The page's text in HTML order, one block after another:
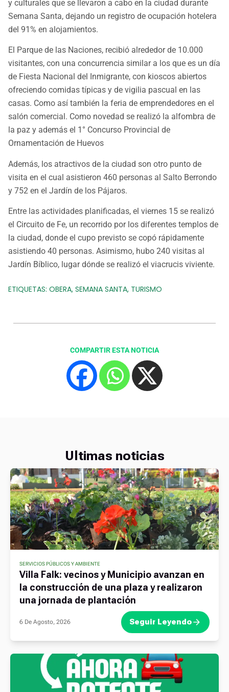
y culturales que se llevaron a cabo en la ciudad durante
Semana Santa, dejando un registro de ocupación hotelera
del 91% en alojamientos.
El Parque de las Naciones, recibió alrededor de 10.000
visitantes, con una concurrencia similar a los que es un día
de Fiesta Nacional del Inmigrante, con kioscos abiertos
ofreciendo comidas típicas y de vigilia pascual en las
casas. Como así también la feria de emprendedores en el
salón comercial. Como novedad se realizó la alfombra de
la paz y además el 1° Concurso Provincial de
Ornamentación de Huevos
Además, los atractivos de la ciudad son otro punto de
visita en el cual asistieron 460 personas al Salto Berrondo
y 752 en el Jardín de los Pájaros.
Entre las actividades planificadas, el viernes 15 se realizó
el Circuito de Fe, un recorrido por los diferentes templos de
la ciudad, donde el cupo previsto se copó rápidamente
asistiendo 40 personas. Asimismo, hubo 240 visitas al
Jardín Bíblico, lugar dónde se realizó el viacrucis viviente.
ETIQUETAS: OBERA, SEMANA SANTA, TURISMO
COMPARTIR ESTA NOTICIA
Ultimas noticias
SERVICIOS PÚBLICOS Y AMBIENTE
Villa Falk: vecinos y Municipio avanzan en
la construcción de una plaza y realizaron
una jornada de plantación
6 De Agosto, 2026 Seguir Leyendo